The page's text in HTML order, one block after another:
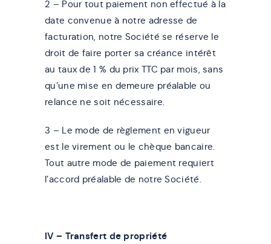
2 – Pour tout paiement non effectué à la
date convenue à notre adresse de
facturation, notre Société se réserve le
droit de faire porter sa créance intérêt
au taux de 1 % du prix TTC par mois, sans
qu’une mise en demeure préalable ou
relance ne soit nécessaire.
3 – Le mode de règlement en vigueur
est le virement ou le chèque bancaire.
Tout autre mode de paiement requiert
l’accord préalable de notre Société.
IV – Transfert de propriété